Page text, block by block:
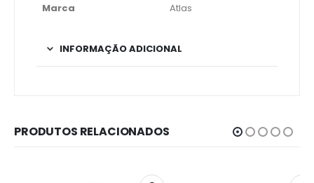
Marca
Atlas
INFORMAÇÃO ADICIONAL
PRODUTOS RELACIONADOS